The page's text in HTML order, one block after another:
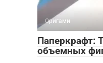
Оригами
Паперкрафт:
объемных